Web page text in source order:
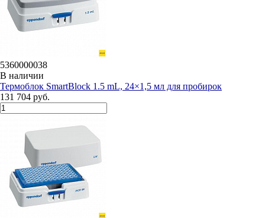
5360000038
В наличии
Термоблок SmartBlock 1.5 mL, 24×1,5 мл для пробирок
131 704 руб.